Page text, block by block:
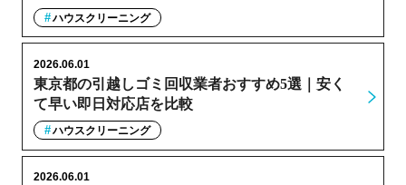
ハウスクリーニング
東京都の引越しゴミ回収業者おすすめ5選｜安く
て早い即日対応店を比較
2026.06.01
ハウスクリーニング
2026.06.01